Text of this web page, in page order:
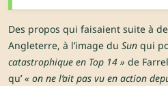
Des propos qui faisaient suite à
Angleterre, à l’image du Sun qui
catastrophique en Top 14 » de
qu’« on ne l’ait pas vu en action